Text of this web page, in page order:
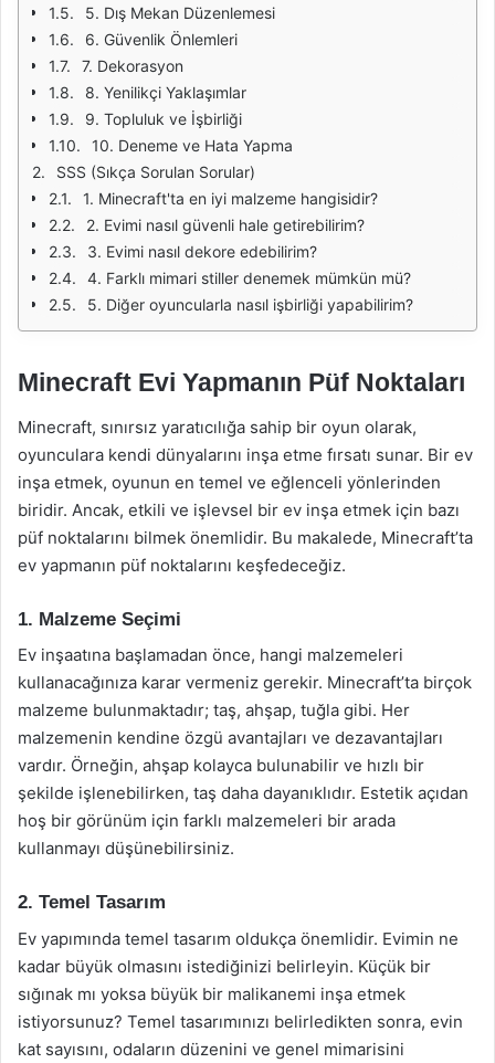
5. Dış Mekan Düzenlemesi
6. Güvenlik Önlemleri
7. Dekorasyon
8. Yenilikçi Yaklaşımlar
9. Topluluk ve İşbirliği
10. Deneme ve Hata Yapma
SSS (Sıkça Sorulan Sorular)
1. Minecraft'ta en iyi malzeme hangisidir?
2. Evimi nasıl güvenli hale getirebilirim?
3. Evimi nasıl dekore edebilirim?
4. Farklı mimari stiller denemek mümkün mü?
5. Diğer oyuncularla nasıl işbirliği yapabilirim?
Minecraft Evi Yapmanın Püf Noktaları
Minecraft, sınırsız yaratıcılığa sahip bir oyun olarak,
oyunculara kendi dünyalarını inşa etme fırsatı sunar. Bir ev
inşa etmek, oyunun en temel ve eğlenceli yönlerinden
biridir. Ancak, etkili ve işlevsel bir ev inşa etmek için bazı
püf noktalarını bilmek önemlidir. Bu makalede, Minecraft’ta
ev yapmanın püf noktalarını keşfedeceğiz.
1. Malzeme Seçimi
Ev inşaatına başlamadan önce, hangi malzemeleri
kullanacağınıza karar vermeniz gerekir. Minecraft’ta birçok
malzeme bulunmaktadır; taş, ahşap, tuğla gibi. Her
malzemenin kendine özgü avantajları ve dezavantajları
vardır. Örneğin, ahşap kolayca bulunabilir ve hızlı bir
şekilde işlenebilirken, taş daha dayanıklıdır. Estetik açıdan
hoş bir görünüm için farklı malzemeleri bir arada
kullanmayı düşünebilirsiniz.
2. Temel Tasarım
Ev yapımında temel tasarım oldukça önemlidir. Evimin ne
kadar büyük olmasını istediğinizi belirleyin. Küçük bir
sığınak mı yoksa büyük bir malikanemi inşa etmek
istiyorsunuz? Temel tasarımınızı belirledikten sonra, evin
kat sayısını, odaların düzenini ve genel mimarisini